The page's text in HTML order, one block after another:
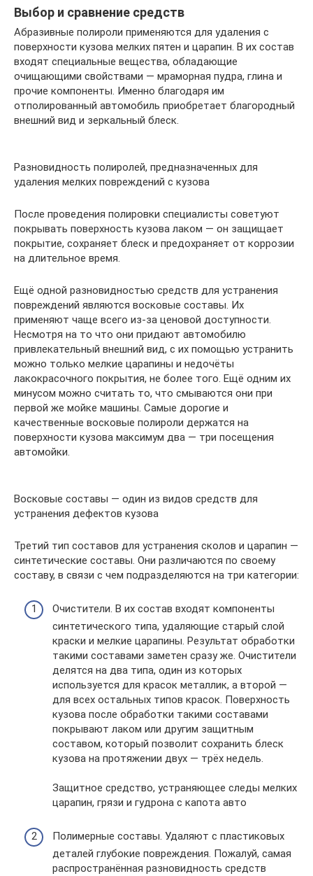
Выбор и сравнение средств
Абразивные полироли применяются для удаления с
поверхности кузова мелких пятен и царапин. В их состав
входят специальные вещества, обладающие
очищающими свойствами — мраморная пудра, глина и
прочие компоненты. Именно благодаря им
отполированный автомобиль приобретает благородный
внешний вид и зеркальный блеск.
Разновидность полиролей, предназначенных для
удаления мелких повреждений с кузова
После проведения полировки специалисты советуют
покрывать поверхность кузова лаком — он защищает
покрытие, сохраняет блеск и предохраняет от коррозии
на длительное время.
Ещё одной разновидностью средств для устранения
повреждений являются восковые составы. Их
применяют чаще всего из-за ценовой доступности.
Несмотря на то что они придают автомобилю
привлекательный внешний вид, с их помощью устранить
можно только мелкие царапины и недочёты
лакокрасочного покрытия, не более того. Ещё одним их
минусом можно считать то, что смываются они при
первой же мойке машины. Самые дорогие и
качественные восковые полироли держатся на
поверхности кузова максимум два — три посещения
автомойки.
Восковые составы — один из видов средств для
устранения дефектов кузова
Третий тип составов для устранения сколов и царапин —
синтетические составы. Они различаются по своему
составу, в связи с чем подразделяются на три категории:
Очистители. В их состав входят компоненты
синтетического типа, удаляющие старый слой
краски и мелкие царапины. Результат обработки
такими составами заметен сразу же. Очистители
делятся на два типа, один из которых
используется для красок металлик, а второй —
для всех остальных типов красок. Поверхность
кузова после обработки такими составами
покрывают лаком или другим защитным
составом, который позволит сохранить блеск
кузова на протяжении двух — трёх недель.
Защитное средство, устраняющее следы мелких
царапин, грязи и гудрона с капота авто
Полимерные составы. Удаляют с пластиковых
деталей глубокие повреждения. Пожалуй, самая
распространённая разновидность средств